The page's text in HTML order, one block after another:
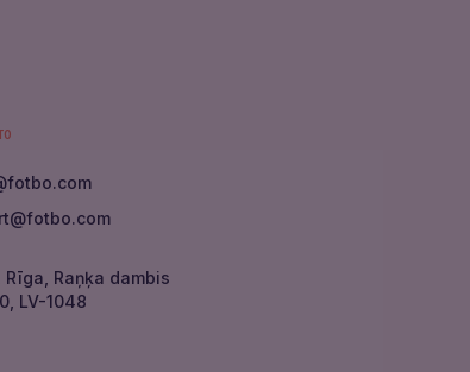
fotbo.com
@fotbo.com
Rīga, Raņķa dambis
LV-1048